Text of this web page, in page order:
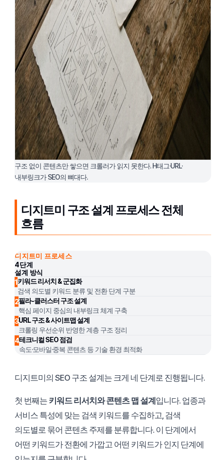
구조 없이 콘텐츠만 쌓으면 크롤러가 읽지 못한다. H태그·URL·
내부링크가 SEO의 뼈대다.
디지트미 구조 설계 프로세스 전체
흐름
디지트미 프로세스
4단계
설계 방식
1키워드 리서치 & 군집화
검색 의도별 키워드 분류 및 전환 단계 구분
2필라-클러스터 구조 설계
핵심 페이지 중심의 내부링크 체계 구축
3URL 구조 & 사이트맵 설계
크롤링 우선순위 반영한 계층 구조 정리
4테크니컬 SEO 점검
속도·모바일·중복 콘텐츠 등 기술 환경 최적화
디지트미의 SEO 구조 설계는 크게 네 단계로 진행됩니다.
첫 번째는 키워드 리서치와 콘텐츠 맵 설계입니다. 업종과
서비스 특성에 맞는 검색 키워드를 수집하고, 검색
의도별로 묶어 콘텐츠 주제를 분류합니다. 이 단계에서
어떤 키워드가 전환에 가깝고 어떤 키워드가 인지 단계에